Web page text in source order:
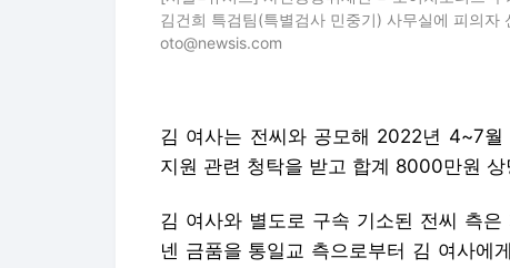
김건희 특검팀(특별검사 민중기) 사무실에 피의
oto@newsis.com
김 여사는 전씨와 공모해 2022년 4~7월
지원 관련 청탁을 받고 합계 8000만원
김 여사와 별도로 구속 기소된 전씨 측
넨 금품을 통일교 측으로부터 김 여사에